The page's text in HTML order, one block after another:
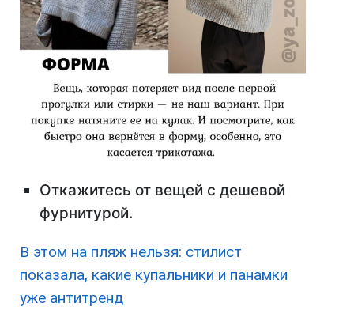
Откажитесь от вещей с дешевой
фурнитурой.
В этом на пляж нельзя: стилист
показала, какие купальники и панамки
уже антитренд